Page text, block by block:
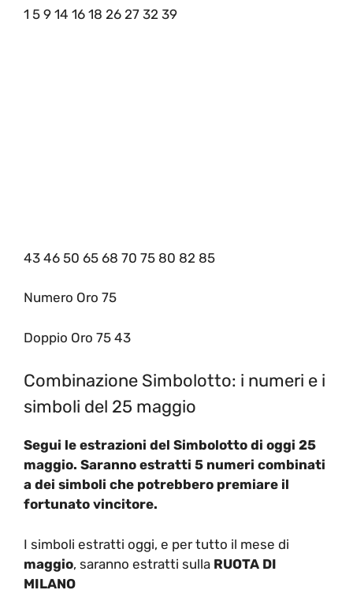
1 5 9 14 16 18 26 27 32 39
43 46 50 65 68 70 75 80 82 85
Numero Oro 75
Doppio Oro 75 43
Combinazione Simbolotto: i numeri e i
simboli del 25 maggio
Segui le estrazioni del Simbolotto di oggi 25
maggio. Saranno estratti 5 numeri combinati
a dei simboli che potrebbero premiare il
fortunato vincitore.
I simboli estratti oggi, e per tutto il mese di
maggio, saranno estratti sulla RUOTA DI
MILANO